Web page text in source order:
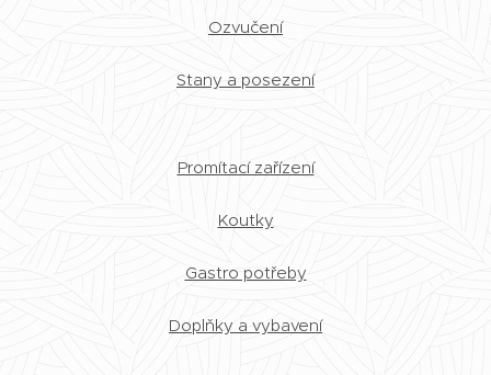
Ozvučení
Stany a posezení
Promítací zařízení
Koutky
Gastro potřeby
Doplňky a vybavení